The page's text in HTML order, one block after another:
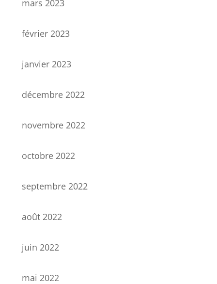
mars 2023
février 2023
janvier 2023
décembre 2022
novembre 2022
octobre 2022
septembre 2022
août 2022
juin 2022
mai 2022